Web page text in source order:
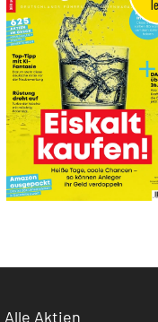
Alle Aktien